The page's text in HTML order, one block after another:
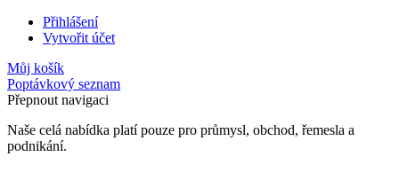
Přihlášení
Vytvořit účet
Můj košík
Poptávkový seznam
Přepnout navigaci
Naše celá nabídka platí pouze pro průmysl, obchod, řemesla a
podnikání.